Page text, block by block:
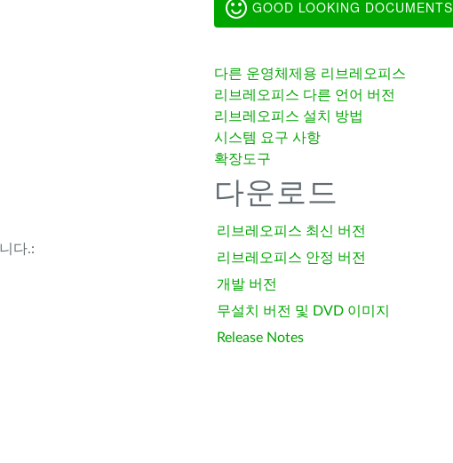
다.:
GOOD LOOKING DOCUMENTS
다른 운영체제용 리브레오피스
리브레오피스 다른 언어 버전
리브레오피스 설치 방법
시스템 요구 사항
확장도구
다운로드
리브레오피스 최신 버전
리브레오피스 안정 버전
개발 버전
무설치 버전 및 DVD 이미지
Release Notes